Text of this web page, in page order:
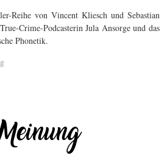
Reihe von Vincent Kliesch und Sebastian
Crime-Podcasterin Jula Ansorge und das
Phonetik.